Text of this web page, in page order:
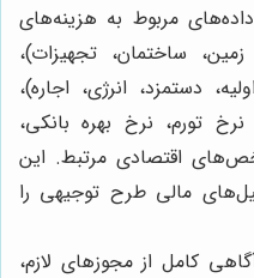
داده‌های مربوط به هزینه‌های
ساختمان، تجهیزات)،
دستمزد، انرژی، اجاره)،
تورم، نرخ بهره بانکی،
اقتصادی مرتبط. این
مالی طرح توجیهی را
کامل از مجوزهای لازم،